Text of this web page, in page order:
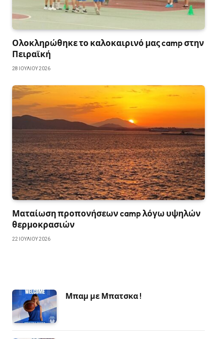
Ολοκληρώθηκε το καλοκαιρινό μας camp στην
Πειραϊκή
28 ΙΟΥΛΊΟΥ 2026
Ματαίωση προπονήσεων camp λόγω υψηλών
θερμοκρασιών
22 ΙΟΥΛΊΟΥ 2026
Μπαμ με Μπατσκα !